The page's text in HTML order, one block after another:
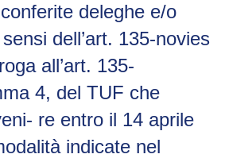
deleghe e/o
dell’art. 135-novies
all’art. 135-
4, del TUF che
re entro il 14 aprile
indicate nel